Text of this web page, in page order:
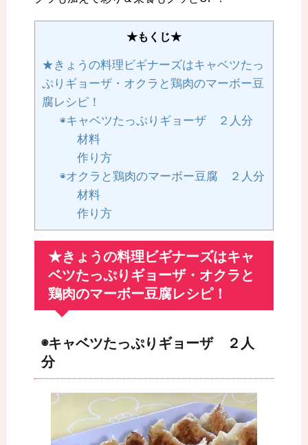
★もくじ★
★きょうの料理ビギナーズはキャベツたっ
ぷりギョーザ・オクラと鶏肉のマーボー豆
腐レシピ！
◉キャベツたっぷりギョーザ ２人分
材料
作り方
◉オクラと鶏肉のマーボー豆腐 ２人分
材料
作り方
★きょうの料理ビギナーズはキャ
ベツたっぷりギョーザ・オクラと
鶏肉のマーボー豆腐レシピ！
◉キャベツたっぷりギョーザ ２人
分